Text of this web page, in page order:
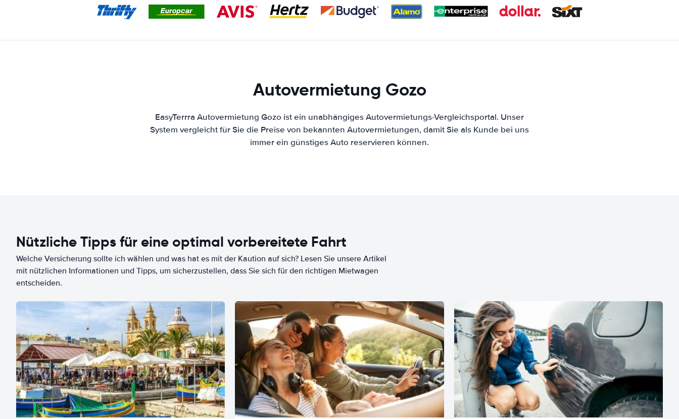
Autovermietung Gozo
EasyTerrra Autovermietung Gozo ist ein unabhängiges Autovermietungs-Vergleichsportal. Unser
System vergleicht für Sie die Preise von bekannten Autovermietungen, damit Sie als Kunde bei uns
immer ein günstiges Auto reservieren können.
Nützliche Tipps für eine optimal vorbereitete Fahrt
Welche Versicherung sollte ich wählen und was hat es mit der Kaution auf sich? Lesen Sie unsere Artikel
mit nützlichen Informationen und Tipps, um sicherzustellen, dass Sie sich für den richtigen Mietwagen
entscheiden.